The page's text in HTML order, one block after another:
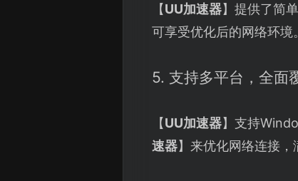
【UU加速器】提供了简
可享受优化后的网络环境
5. 支持多平台，全面
【UU加速器】支持
速器】来优化网络连接，